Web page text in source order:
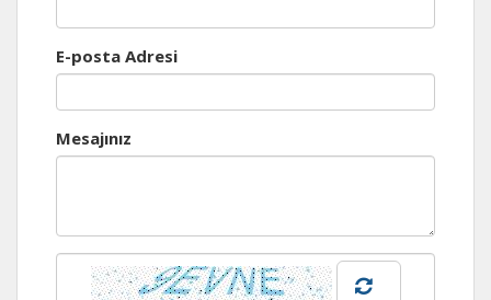
E-posta Adresi
Mesajınız